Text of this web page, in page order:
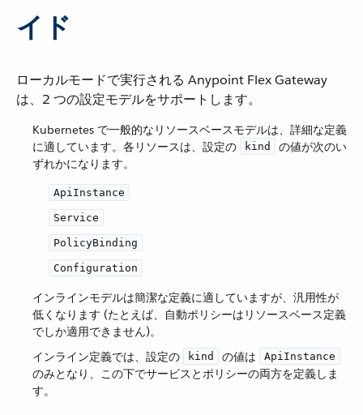
イド
ローカルモードで実行される Anypoint Flex Gateway
は、2 つの設定モデルをサポートします。
Kubernetes で一般的なリソースベースモデルは、詳細な定義
に適しています。各リソースは、設定の ​
kind
​ の値が次のい
ずれかになります。
ApiInstance
Service
PolicyBinding
Configuration
インラインモデルは簡潔な定義に適していますが、汎用性が
低くなります (たとえば、自動ポリシーはリソースベース定義
でしか適用できません)。
インライン定義では、設定の ​
kind ​ の値は ​ ApiInstance
のみとなり、この下でサービスとポリシーの両方を定義しま
す。